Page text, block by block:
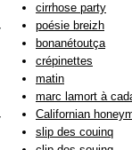
cirrhose party
poésie breizh
bonanétoutça
crépinettes
matin
marc lamort à
Californian
slip des couinq